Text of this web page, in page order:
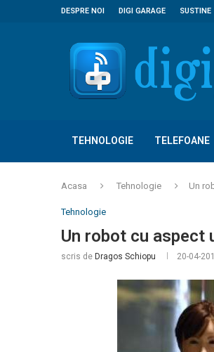
DESPRE NOI DIGI GARAGE SUSTINE
TEHNOLOGIE TELEFOANE
Acasa Tehnologie Un
Tehnologie
Un robot cu aspect
scris de Dragos Schiopu 20-04-